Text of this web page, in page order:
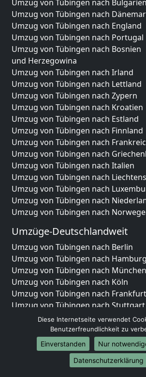
Umzug von Tübingen nach Bulgarien
Umzug von Tübingen nach
Umzug von Tübingen nach England
Umzug von Tübingen nach Portugal
Umzug von Tübingen nach Bosnien
und Herzegowina
Umzug von Tübingen nach Irland
Umzug von Tübingen nach Lettland
Umzug von Tübingen nach Zypern
Umzug von Tübingen nach Kroatien
Umzug von Tübingen nach Estland
Umzug von Tübingen nach Finnland
Umzug von Tübingen nach
Umzug von Tübingen nach
Umzug von Tübingen nach Italien
Umzug von Tübingen nach
Umzug von Tübingen nach
Umzug von Tübingen nach
Umzug von Tübingen nach
Umzüge-Deutschlandweit
Umzug von Tübingen nach Berlin
Umzug von Tübingen nach Hamburg
Umzug von Tübingen nach München
Umzug von Tübingen nach Köln
Umzug von Tübingen nach
Umzug von Tübingen nach Stuttgart
Umzug von Tübingen nach
Umzug von Tübingen nach Leipzig
Umzug von Tübingen nach
Umzug von Tübingen nach Essen
Umzug von Tübingen nach Bremen
Diese Internetseite verwendet
Benutzerfreundlichkeit zu
Einverstanden
Nur
Datenschutzerklärung